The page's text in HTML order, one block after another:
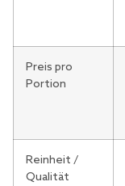
Preis pro
Portion
Reinheit /
Qualität